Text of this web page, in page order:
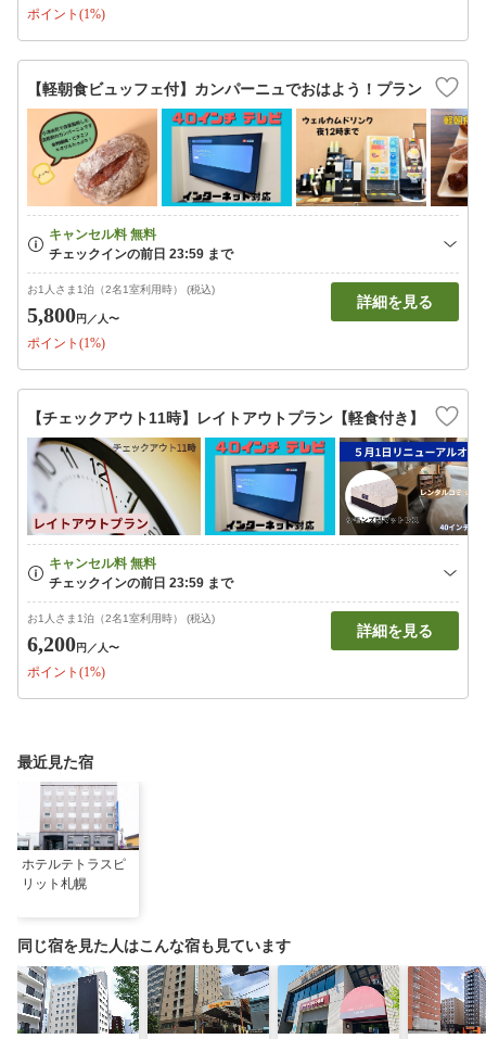
ポイント(1%)
【軽朝食ビュッフェ付】カンパーニュでおはよう！プラン
お1人さま1泊（2名1室利用時） (税込)
5,800円 ／人〜
ポイント(1%)
詳細を見る
【チェックアウト11時】レイトアウトプラン【軽食付き】
お1人さま1泊（2名1室利用時） (税込)
6,200円 ／人〜
ポイント(1%)
詳細を見る
最近見た宿
ホテルテトラスピ
リット札幌
同じ宿を見た人はこんな宿も見ています